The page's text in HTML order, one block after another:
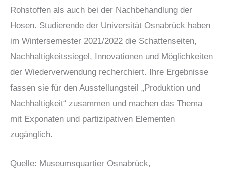
Rohstoffen als auch bei der Nachbehandlung der
Hosen. Studierende der Universität Osnabrück haben
im Wintersemester 2021/2022 die Schattenseiten,
Nachhaltigkeitssiegel, Innovationen und Möglichkeiten
der Wiederverwendung recherchiert. Ihre Ergebnisse
fassen sie für den Ausstellungsteil „Produktion und
Nachhaltigkeit“ zusammen und machen das Thema
mit Exponaten und partizipativen Elementen
zugänglich.
Quelle: Museumsquartier Osnabrück,